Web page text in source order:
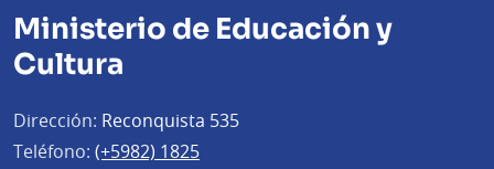
Ministerio de Educación y
Cultura
Dirección: Reconquista 535
Teléfono: (+5982) 1825